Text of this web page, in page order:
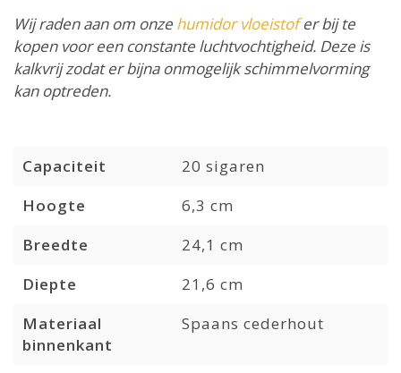
Wij raden aan om onze humidor vloeistofer bij te
kopen voor een constante luchtvochtigheid. Deze is
kalkvrij zodat er bijna onmogelijk schimmelvorming
kan optreden.
Capaciteit
20 sigaren
Hoogte
6,3 cm
Breedte
24,1 cm
Diepte
21,6 cm
Materiaal
binnenkant
Spaans cederhout